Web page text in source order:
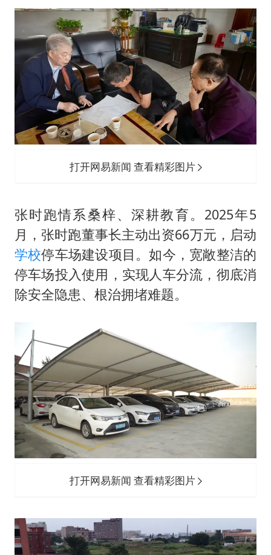
打开网易新闻 查看精彩图片
张时跑情系桑梓、深耕教育。2025年5
月，张时跑董事长主动出资66万元，启动
学校停车场建设项目。如今，宽敞整洁的
停车场投入使用，实现人车分流，彻底消
除安全隐患、根治拥堵难题。
打开网易新闻 查看精彩图片